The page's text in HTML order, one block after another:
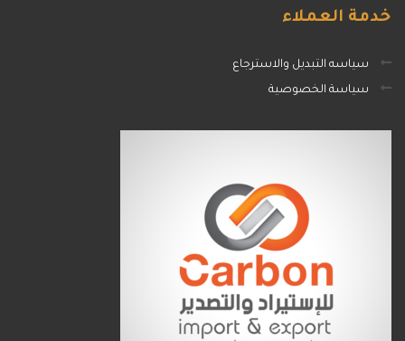
خدمة العملاء
سياسه التبديل والاسترجاع
سياسة الخصوصية